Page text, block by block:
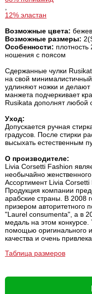
12% эластан
Возможные цвета:
Возможные размеры:
Особенности:
ношения с поясом
Сдержанные чулки
на свой
удлиняют ножки и
манжета подчеркивает
Rusikata дополнят любой
Уход:
Допускается ручная
градусов. После стирки
высыхать естественным
О производителе:
Livia Corsetti Fashion
необычайно женственного
Ассортимент Livia
Продукция компании
арабские страны. В 2008
призером авторитетного
"Laurel consumenta", а в
медаль на этом конкурсе.
помощью оригинального
качества и очень
Таблица размеров